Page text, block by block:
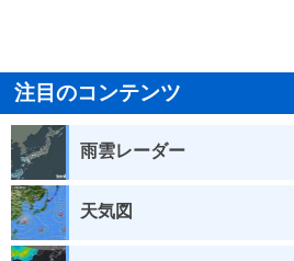
注目のコンテンツ
雨雲レーダー
天気図